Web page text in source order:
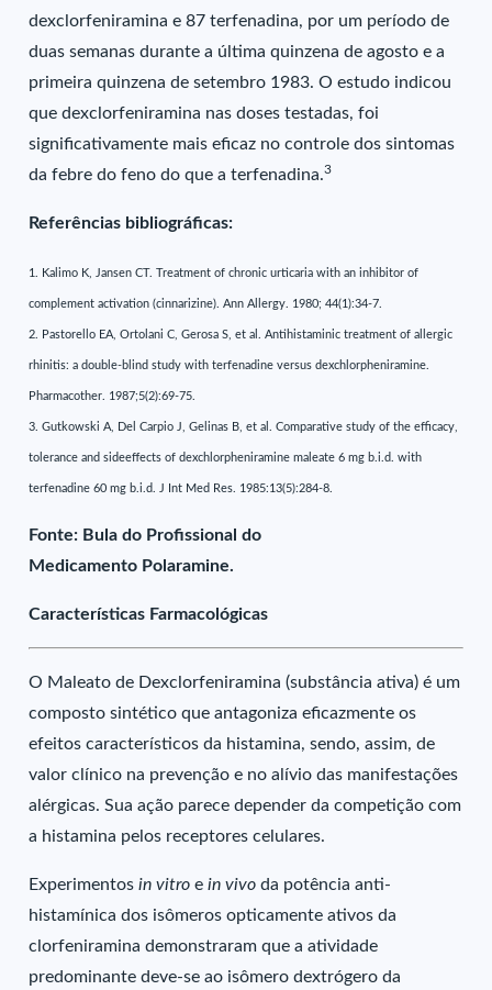
dexclorfeniramina e 87 terfenadina, por um período de
duas semanas durante a última quinzena de agosto e a
primeira quinzena de setembro 1983. O estudo indicou
que dexclorfeniramina nas doses testadas, foi
significativamente mais eficaz no controle dos sintomas
da febre do feno do que a terfenadina.3
Referências bibliográficas:
1. Kalimo K, Jansen CT. Treatment of chronic urticaria with an inhibitor of
complement activation (cinnarizine). Ann Allergy. 1980; 44(1):34-7.
2. Pastorello EA, Ortolani C, Gerosa S, et al. Antihistaminic treatment of allergic
rhinitis: a double-blind study with terfenadine versus dexchlorpheniramine.
Pharmacother. 1987;5(2):69-75.
3. Gutkowski A, Del Carpio J, Gelinas B, et al. Comparative study of the efficacy,
tolerance and sideeffects of dexchlorpheniramine maleate 6 mg b.i.d. with
terfenadine 60 mg b.i.d. J Int Med Res. 1985:13(5):284-8.
Fonte: Bula do Profissional do
Medicamento Polaramine.
Características Farmacológicas
O Maleato de Dexclorfeniramina (substância ativa) é um
composto sintético que antagoniza eficazmente os
efeitos característicos da histamina, sendo, assim, de
valor clínico na prevenção e no alívio das manifestações
alérgicas. Sua ação parece depender da competição com
a histamina pelos receptores celulares.
Experimentosin vitro ein vivo da potência anti-
histamínica dos isômeros opticamente ativos da
clorfeniramina demonstraram que a atividade
predominante deve-se ao isômero dextrógero da